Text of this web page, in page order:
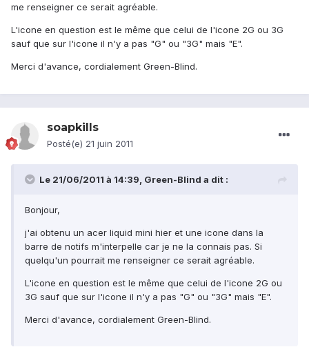
me renseigner ce serait agréable.
L'icone en question est le même que celui de l'icone 2G ou 3G
sauf que sur l'icone il n'y a pas "G" ou "3G" mais "E".
Merci d'avance, cordialement Green-Blind.
soapkills
Posté(e) 21 juin 2011
Le 21/06/2011 à 14:39, Green-Blind a dit :
Bonjour,
j'ai obtenu un acer liquid mini hier et une icone dans la
barre de notifs m'interpelle car je ne la connais pas. Si
quelqu'un pourrait me renseigner ce serait agréable.
L'icone en question est le même que celui de l'icone 2G ou
3G sauf que sur l'icone il n'y a pas "G" ou "3G" mais "E".
Merci d'avance, cordialement Green-Blind.